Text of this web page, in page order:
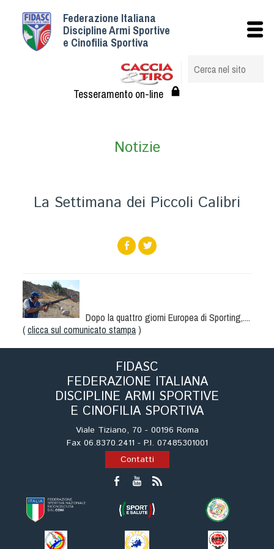
Federazione Italiana
Discipline Armi Sportive
e Cinofilia Sportiva
Tesseramento on-line
Notizie
La Settimana dei Piccoli Calibri
Dopo la quattro giorni Europea di Sporting,....
(clicca sul comunicato stampa)
FIDASC
FEDERAZIONE ITALIANA
DISCIPLINE ARMI SPORTIVE
E CINOFILIA SPORTIVA
Viale Tiziano, 70 - 00196 Roma
Fax 06.8370.2411 - P.I. 07485301001
Contatti
Istituzionale
Struttura
Albo Veterinari federali
Statuto e Regolamenti
Assicurazione
Società
Tesserati
Scuole Federali
Tecnici
Direttori di Gara
Formazione
Calendario Manifestazioni
Organi di Giustizia - Dispositivi
Albo Atleti Cinofili
Guida Locandine Ufficiali
Tiro di Campagna
English e Training Sporting